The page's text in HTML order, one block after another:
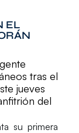
EL
tras el
jueves
del
su primera